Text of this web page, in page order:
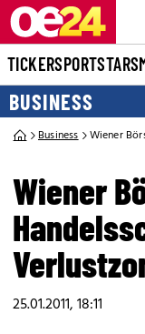
TICKERSPORTSTARS
BUSINESS
Business Wiener
Wiener
25.01.2011, 18:11